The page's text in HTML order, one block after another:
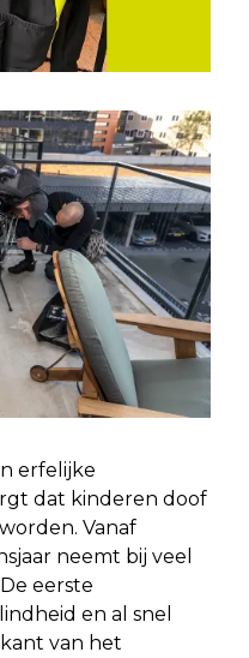
erfelijke
dat kinderen doof
Vanaf
neemt bij veel
eerste
en al snel
van het